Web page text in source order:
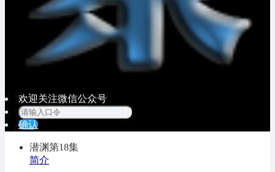
欢迎关注微信公众号
确认
潜渊第18集
简介